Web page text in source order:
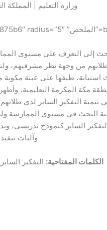
وزارة التعليم | المملكة
إلى التعرف على مستوى
طلابهم من وجهة نظر مشرفيهم،
مكة المكرمة التعليمية،
تنمية التفكير السابر لدى
البحث في مستوى الممارسة
السابر كنموذج تدريسي،
وآليات
الكلمات المفتاحية: التفكير